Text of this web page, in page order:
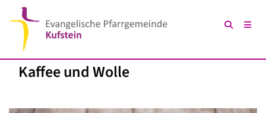
Kaffee und Wolle